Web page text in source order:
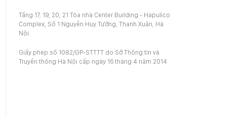
Tầng 17, 19, 20, 21 Tòa nhà Center Building - Hapulico
Complex, Số 1 Nguyễn Huy Tưởng, Thanh Xuân, Hà
Nội.
Giấy phép số 1082/GP-STTTT do Sở Thông tin và
Truyền thông Hà Nội cấp ngày 16 tháng 4 năm 2014